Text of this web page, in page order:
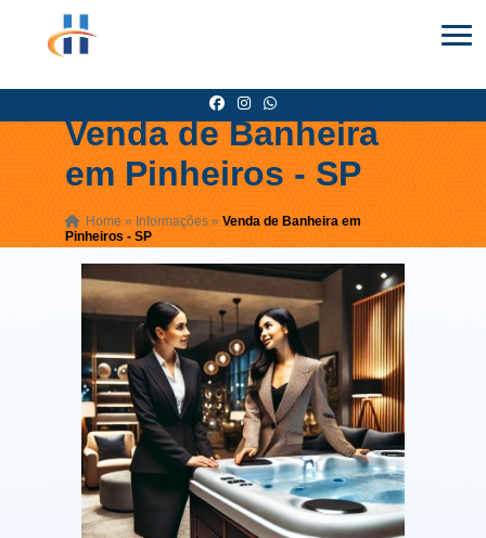
Venda de Banheira
em Pinheiros - SP
Home » Informações » Venda de Banheira em
Pinheiros - SP